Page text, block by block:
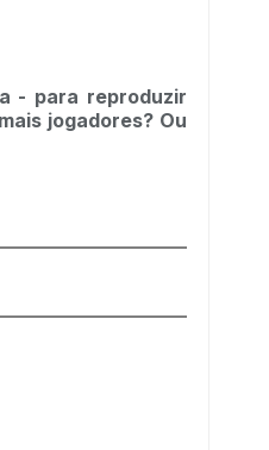
- para reproduzir
jogadores? Ou